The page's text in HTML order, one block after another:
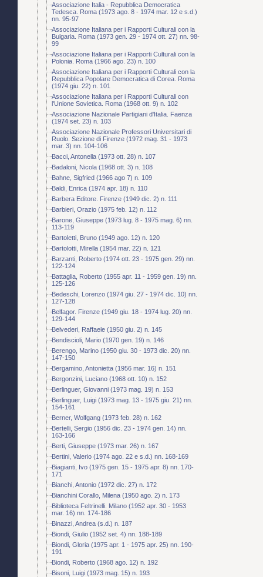
Associazione Italia - Repubblica Democratica
Tedesca. Roma (1973 ago. 8 - 1974 mar. 12 e s.d.)
nn. 95-97
Associazione Italiana per i Rapporti Culturali con la
Bulgaria. Roma (1973 gen. 29 - 1974 ott. 27) nn. 98-
99
Associazione Italiana per i Rapporti Culturali con la
Polonia. Roma (1966 ago. 23) n. 100
Associazione Italiana per i Rapporti Culturali con la
Repubblica Popolare Democratica di Corea. Roma
(1974 giu. 22) n. 101
Associazione Italiana per i Rapporti Culturali con
l'Unione Sovietica. Roma (1968 ott. 9) n. 102
Associazione Nazionale Partigiani d'Italia. Faenza
(1974 set. 23) n. 103
Associazione Nazionale Professori Universitari di
Ruolo. Sezione di Firenze (1972 mag. 31 - 1973
mar. 3) nn. 104-106
Bacci, Antonella (1973 ott. 28) n. 107
Badaloni, Nicola (1968 ott. 3) n. 108
Bahne, Sigfried (1966 ago 7) n. 109
Baldi, Enrica (1974 apr. 18) n. 110
Barbera Editore. Firenze (1949 dic. 2) n. 111
Barbieri, Orazio (1975 feb. 12) n. 112
Barone, Giuseppe (1973 lug. 8 - 1975 mag. 6) nn.
113-119
Bartoletti, Bruno (1949 ago. 12) n. 120
Bartolotti, Mirella (1954 mar. 22) n. 121
Barzanti, Roberto (1974 ott. 23 - 1975 gen. 29) nn.
122-124
Battaglia, Roberto (1955 apr. 11 - 1959 gen. 19) nn.
125-126
Bedeschi, Lorenzo (1974 giu. 27 - 1974 dic. 10) nn.
127-128
Belfagor. Firenze (1949 giu. 18 - 1974 lug. 20) nn.
129-144
Belvederi, Raffaele (1950 giu. 2) n. 145
Bendiscioli, Mario (1970 gen. 19) n. 146
Berengo, Marino (1950 giu. 30 - 1973 dic. 20) nn.
147-150
Bergamino, Antonietta (1956 mar. 16) n. 151
Bergonzini, Luciano (1968 ott. 10) n. 152
Berlinguer, Giovanni (1973 mag. 19) n. 153
Berlinguer, Luigi (1973 mag. 13 - 1975 giu. 21) nn.
154-161
Berner, Wolfgang (1973 feb. 28) n. 162
Bertelli, Sergio (1956 dic. 23 - 1974 gen. 14) nn.
163-166
Berti, Giuseppe (1973 mar. 26) n. 167
Bertini, Valerio (1974 ago. 22 e s.d.) nn. 168-169
Biagianti, Ivo (1975 gen. 15 - 1975 apr. 8) nn. 170-
171
Bianchi, Antonio (1972 dic. 27) n. 172
Bianchini Corallo, Milena (1950 ago. 2) n. 173
Biblioteca Feltrinelli. Milano (1952 apr. 30 - 1953
mar. 16) nn. 174-186
Binazzi, Andrea (s.d.) n. 187
Biondi, Giulio (1952 set. 4) nn. 188-189
Biondi, Gloria (1975 apr. 1 - 1975 apr. 25) nn. 190-
191
Biondi, Roberto (1968 ago. 12) n. 192
Bisoni, Luigi (1973 mag. 15) n. 193